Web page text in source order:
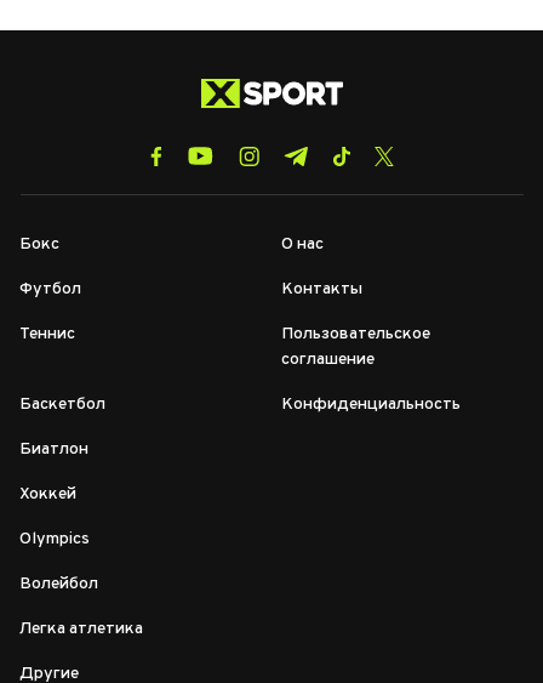
Бокс
Футбол
Теннис
Баскетбол
Биатлон
Хоккей
Olympics
Волейбол
Легка атлетика
Другие
О нас
Контакты
Пользовательское
соглашение
Конфиденциальность